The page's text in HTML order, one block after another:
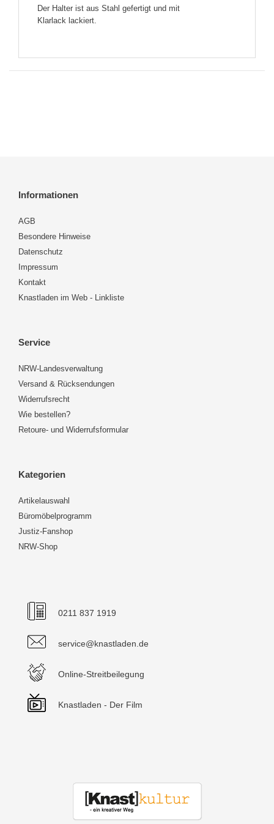
Der Halter ist aus Stahl gefertigt und mit
Klarlack lackiert.
Informationen
AGB
Besondere Hinweise
Datenschutz
Impressum
Kontakt
Knastladen im Web - Linkliste
Service
NRW-Landesverwaltung
Versand & Rücksendungen
Widerrufsrecht
Wie bestellen?
Retoure- und Widerrufsformular
Kategorien
Artikelauswahl
Büromöbelprogramm
Justiz-Fanshop
NRW-Shop
0211 837 1919
service@knastladen.de
Online-Streitbeilegung
Knastladen - Der Film